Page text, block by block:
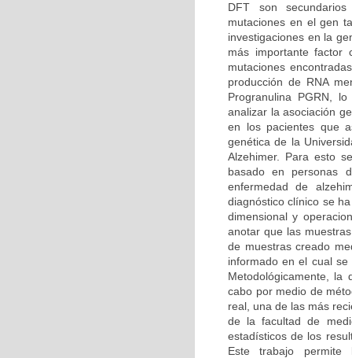
DFT son
mutaciones en el gen
investigaciones en la
más importante factor
mutaciones
producción de RNA
Progranulina PGRN,
analizar la asociación
en los pacientes que
genética de la
Alzehimer. Para esto
basado en personas
enfermedad de
diagnóstico clínico se
dimensional y
anotar que las
de muestras creado
informado en el cual
Metodológicamente, la
cabo por medio de
real, una de las más
de la facultad de
estadísticos de los
Este trabajo permite